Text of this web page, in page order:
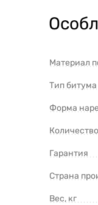
Кровля
можно
Схема
Материал
Тип битума
Форма
Гарантия
Страна
Вес, кг